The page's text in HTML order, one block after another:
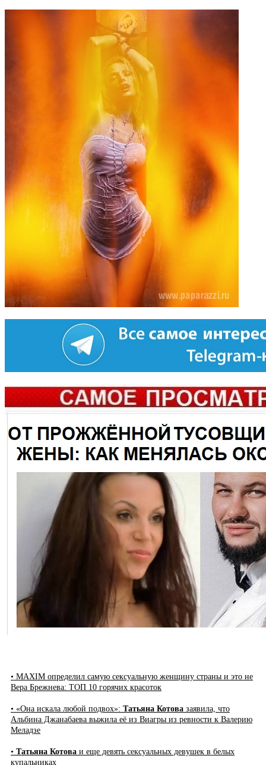
• MAXIM определил самую сексуальную женщину страны и это не
Вера Брежнева: ТОП 10 горячих красоток
• «Она искала любой подвох»: Татьяна Котова заявила, что
Альбина Джанабаева выжила её из Виагры из ревности к Валерию
Меладзе
• Татьяна Котова и еще девять сексуальных девушек в белых
купальниках